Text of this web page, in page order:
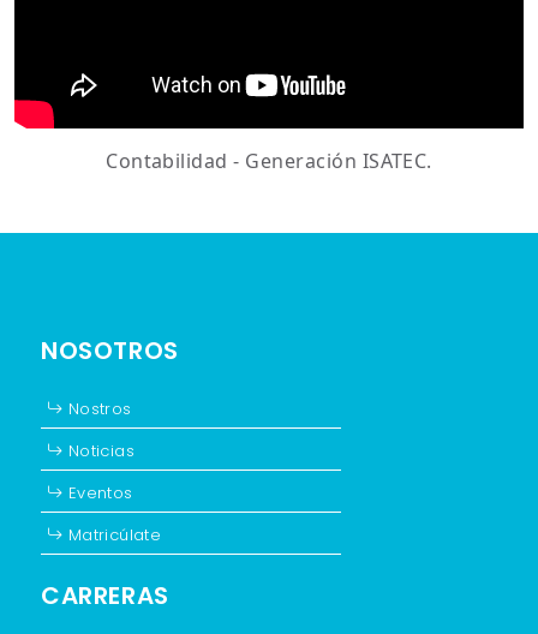
Contabilidad - Generación ISATEC.
NOSOTROS
Nostros
Noticias
Eventos
Matricúlate
CARRERAS